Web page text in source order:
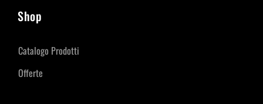
Shop
Catalogo Prodotti
Offerte